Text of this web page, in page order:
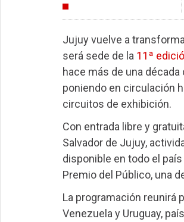
Jujuy vuelve a
será sede de la 11ª
hace más de una
poniendo en circulación
circuitos de exhibición.
Con entrada libre y
Salvador de Jujuy,
disponible en todo el
Premio del Público, una
La programación reunirá
Venezuela y Uruguay,